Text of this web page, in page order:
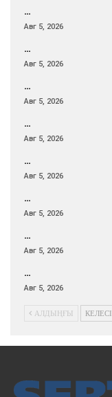
…
Авг 5, 2026
…
Авг 5, 2026
…
Авг 5, 2026
…
Авг 5, 2026
…
Авг 5, 2026
…
Авг 5, 2026
…
Авг 5, 2026
…
Авг 5, 2026
АЛДЫҢҒЫ КЕЛЕСІ